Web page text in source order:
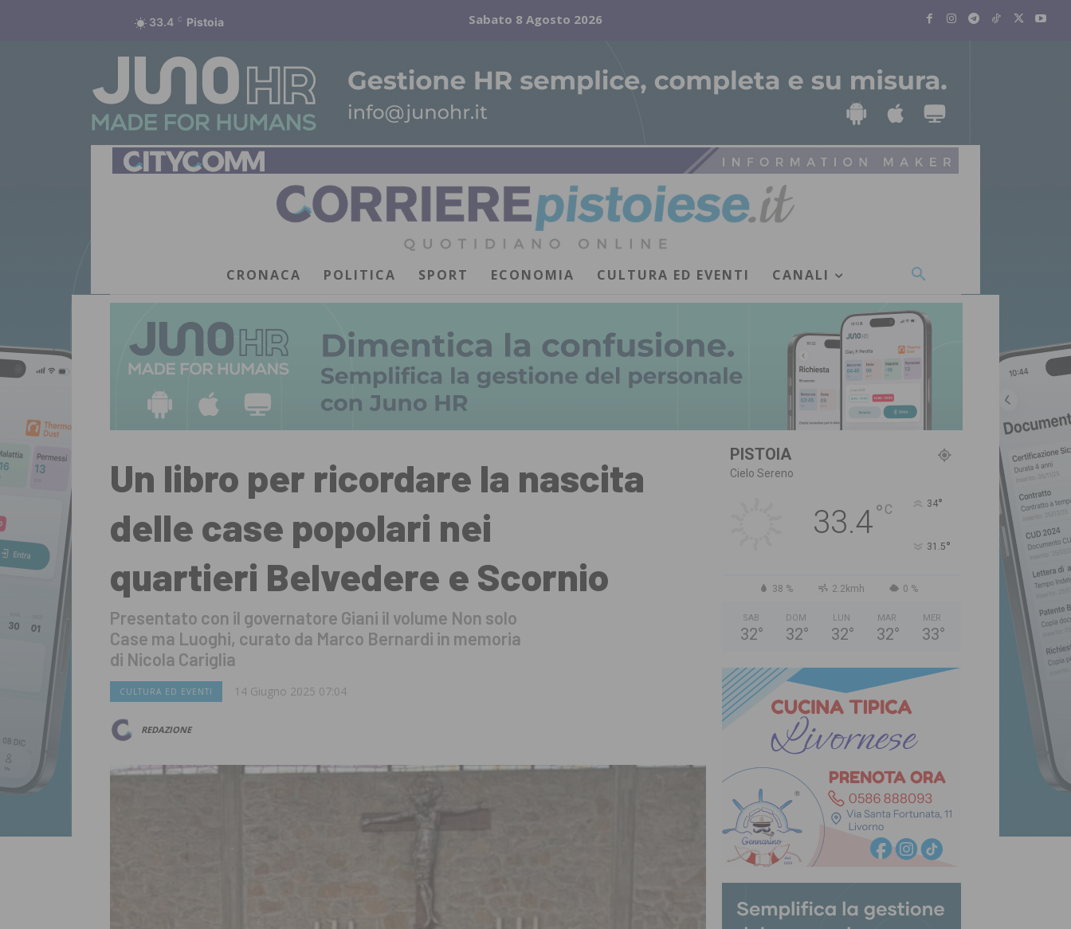
33.4 C Pistoia Sabato 8 Agosto 2026
CRONACA POLITICA SPORT ECONOMIA CULTURA ED EVENTI CANALI
Un libro per ricordare la nascita
delle case popolari nei
quartieri Belvedere e Scornio
Presentato con il governatore Giani il volume Non solo
Case ma Luoghi, curato da Marco Bernardi in memoria
di Nicola Cariglia
CULTURA ED EVENTI 14 Giugno 2025 07:04
REDAZIONE
PISTOIA
Cielo Sereno
33.4° C 34°
31.5°
38 % 2.2kmh 0 %
SAB
32°
DOM
32°
LUN
32°
MAR
32°
MER
33°